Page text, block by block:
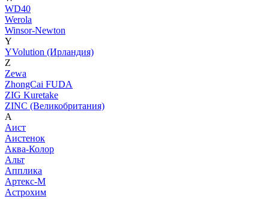
WD40
Werola
Winsor-Newton
Y
YVolution (Ирландия)
Z
Zewa
ZhongCai FUDA
ZIG Kuretake
ZINC (Великобритания)
А
Аист
Аистенок
Аква-Колор
Альт
Апплика
Артекс-М
Астрохим